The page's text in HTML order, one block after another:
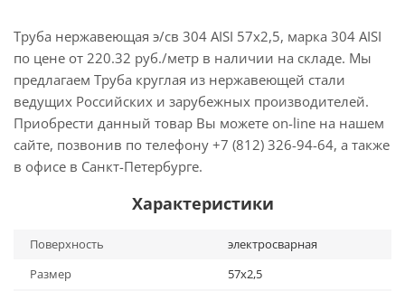
Труба нержавеющая э/св 304 AISI 57х2,5, марка 304 AISI
по цене от 220.32 руб./метр в наличии на складе. Мы
предлагаем Труба круглая из нержавеющей стали
ведущих Российских и зарубежных производителей.
Приобрести данный товар Вы можете on-line на нашем
сайте, позвонив по телефону +7 (812) 326-94-64, а также
в офисе в Санкт-Петербурге.
Характеристики
Поверхность
электросварная
Размер
57х2,5